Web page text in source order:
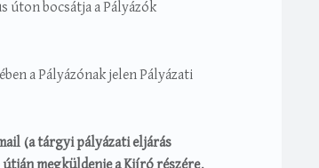
úton bocsátja a Pályázók
a Pályázónak jelen Pályázati
(a tárgyi pályázati eljárás